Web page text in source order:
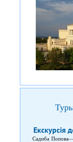
Екскурсія
Садиба Попова—